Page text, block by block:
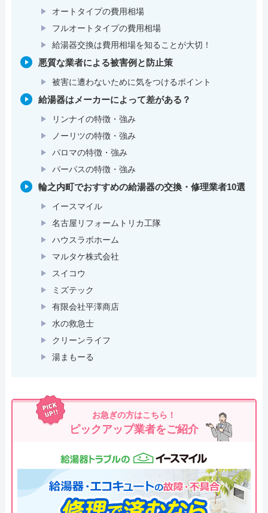
オートタイプの費用相場
フルオートタイプの費用相場
給湯器交換は費用相場を知ることが大切！
悪質な業者による被害例と防止策
被害に遭わないために気をつけるポイント
給湯器はメーカーによって差がある？
リンナイの特徴・強み
ノーリツの特徴・強み
パロマの特徴・強み
パーパスの特徴・強み
輪之内町でおすすめの給湯器の交換・修理業者10選
イースマイル
名古屋リフォームトリカ工隊
ハウスラボホーム
マルタケ株式会社
スイコウ
ミズテック
有限会社平澤商店
水の救急士
クリーンライフ
湯まもーる
お急ぎの方はこちら！
ピックアップ業者をご紹介